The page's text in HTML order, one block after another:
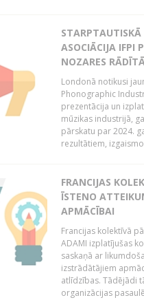
STARPTAUTISKĀ
ASOCIĀCIJA IFPI
NOZARES
Londonā notikusi
Phonographic
prezentācija un
mūzikas industrijā,
pārskatu par 2024.
rezultātiem,
FRANCIJAS
ĪSTENO
APMĀCĪBAI
Francijas kolektīvā
ADAMI izplatījušas
saskaņā ar
izstrādātājiem
atlīdzības. Tādējādi
organizācijas